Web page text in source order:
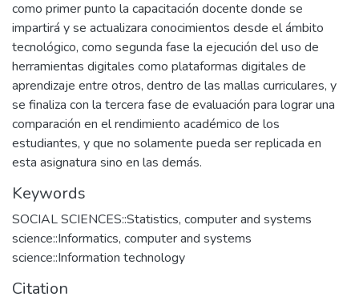
como primer punto la capacitación docente donde se
impartirá y se actualizara conocimientos desde el ámbito
tecnológico, como segunda fase la ejecución del uso de
herramientas digitales como plataformas digitales de
aprendizaje entre otros, dentro de las mallas curriculares, y
se finaliza con la tercera fase de evaluación para lograr una
comparación en el rendimiento académico de los
estudiantes, y que no solamente pueda ser replicada en
esta asignatura sino en las demás.
Keywords
SOCIAL SCIENCES::Statistics, computer and systems
science::Informatics, computer and systems
science::Information technology
Citation